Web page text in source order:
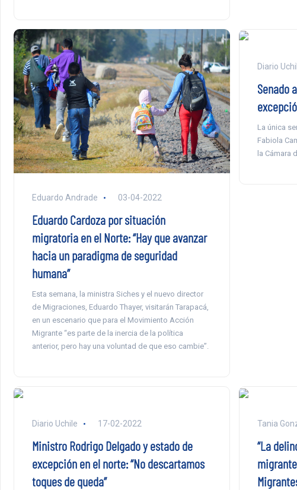
Eduardo Andrade 03-04-2022
Eduardo Cardoza por situación
migratoria en el Norte: “Hay que avanzar
hacia un paradigma de seguridad
humana”
Esta semana, la ministra Siches y el nuevo director
de Migraciones, Eduardo Thayer, visitarán Tarapacá,
en un escenario que para el Movimiento Acción
Migrante “es parte de la inercia de la política
anterior, pero hay una voluntad de que eso cambie”.
Diario
Senado
La única
Fabiola
la Cámara
Diario Uchile 17-02-2022
Ministro Rodrigo Delgado y estado de
excepción en el norte: “No descartamos
toques de queda”
Tania
“La